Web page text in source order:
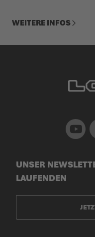
WEITERE INFOS
Youtube
UNSER
LAUFENDEN